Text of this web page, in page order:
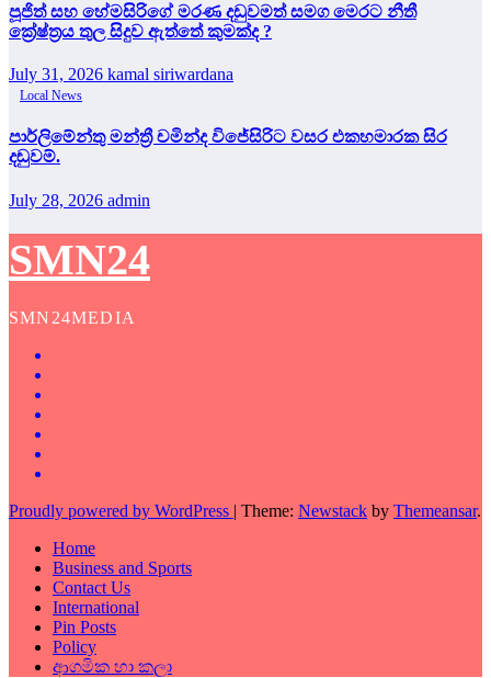
පූජිත් සහ හේමසිරිගේ මරණ දඩුවමත් සමග මෙරට නීතී
ක්‍රේෂ්ත්‍රය තුල සිදුව ඇත්තේ කුමක්ද ?
July 31, 2026 kamal siriwardana
Local News
පාර්ලිමේන්තු මන්ත්‍රී චමින්ද විජේසිරිට වසර එකහමාරක සිර
දඬුවම්.
July 28, 2026 admin
SMN24
SMN24MEDIA
Proudly powered by WordPress Theme: Newstack by Themeansar.
Home
Business and Sports
Contact Us
International
Pin Posts
Policy
ආගමික හා කලා